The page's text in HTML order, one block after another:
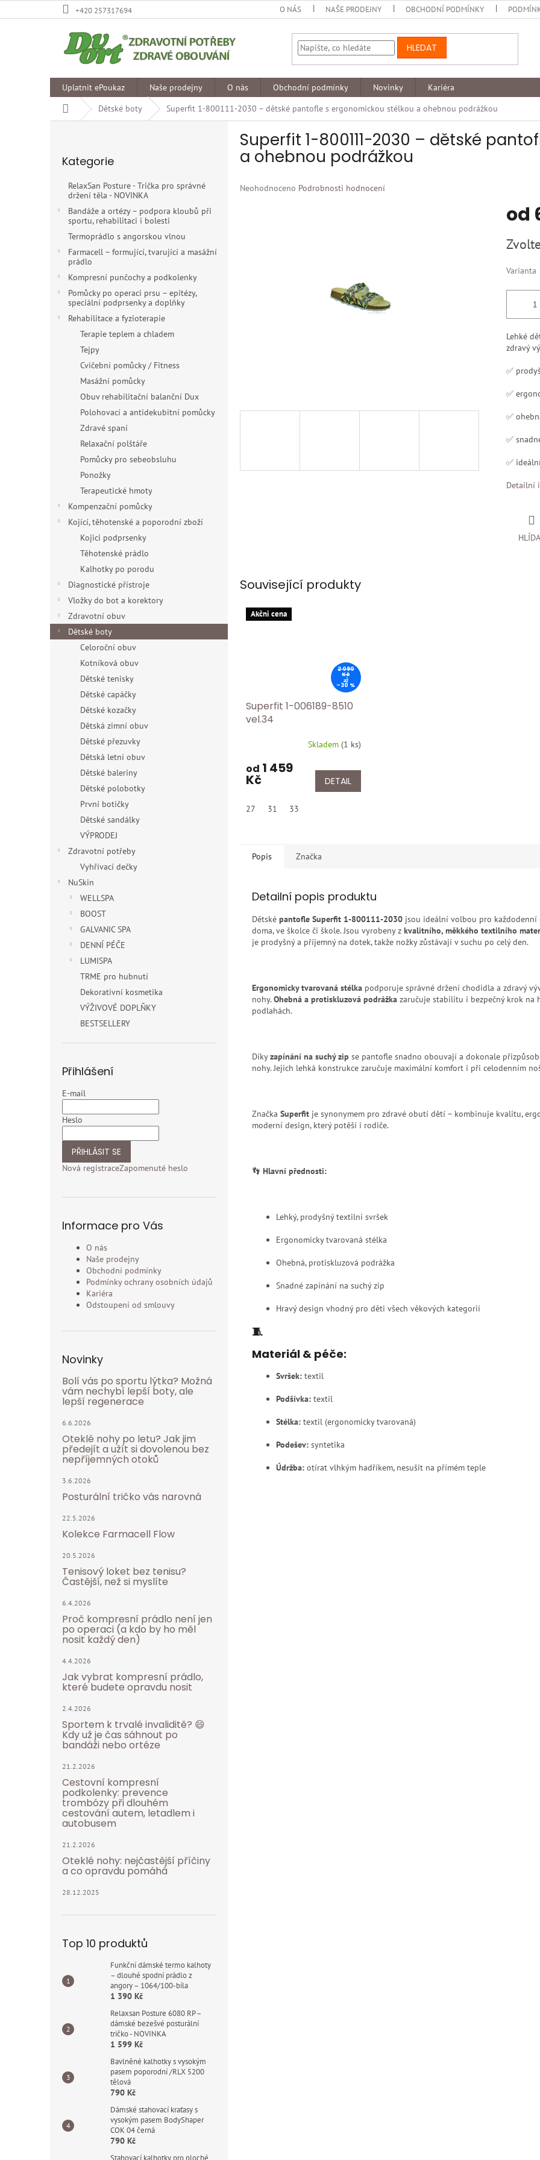
na
+420 257317694 O NÁS NAŠE PRODEJNY OBCHODNÍ PODMÍNKY
HLEDAT
Uplatnit ePoukaz Naše prodejny O nás Obchodní podmínky Novinky
Kariéra
Domů
Dětské boty Superfit 1-800111-2030 – dětské pantofle s ergonomickou stélkou a ohebnou podrážkou
kategorie
Kategorie
RelaxSan Posture - Trička pro správné
držení těla - NOVINKA
Bandáže a ortézy – podpora kloubů při
sportu, rehabilitaci i bolesti
Termoprádlo s angorskou vlnou
Farmacell – formující, tvarující a masážní
prádlo
Kompresní punčochy a podkolenky
Pomůcky po operaci prsu – epitézy,
speciální podprsenky a doplňky
Rehabilitace a fyzioterapie
Terapie teplem a chladem
Tejpy
Cvičební pomůcky / Fitness
Masážní pomůcky
Obuv rehabilitační balanční Dux
Polohovací a antidekubitní pomůcky
Zdravé spaní
Relaxační polštáře
Pomůcky pro sebeobsluhu
Ponožky
Terapeutické hmoty
Kompenzační pomůcky
Kojící, těhotenské a poporodní zboží
Kojici podprsenky
Těhotenské prádlo
Kalhotky po porodu
Diagnostické přístroje
Vložky do bot a korektory
Zdravotní obuv
Dětské boty
Celoroční obuv
Kotníková obuv
Dětské tenisky
Dětské capáčky
Dětské kozačky
Dětská zimní obuv
Dětské přezuvky
Dětská letní obuv
Dětské baleriny
Dětské polobotky
První botičky
Dětské sandálky
VÝPRODEJ
Zdravotní potřeby
Vyhřívací dečky
NuSkin
WELLSPA
BOOST
GALVANIC SPA
DENNÍ PÉČE
LUMISPA
TRME pro hubnutí
Dekorativní kosmetika
VÝŽIVOVÉ DOPLŇKY
BESTSELLERY
Přihlášení
E-mail
Heslo
PŘIHLÁSIT SE
Nová registraceZapomenuté heslo
Informace pro Vás
O nás
Naše prodejny
Obchodní podmínky
Podmínky ochrany osobních údajů
Kariéra
Odstoupení od smlouvy
Novinky
Bolí vás po sportu lýtka? Možná
vám nechybí lepší boty, ale
lepší regenerace
6.6.2026
Oteklé nohy po letu? Jak jim
předejít a užít si dovolenou bez
nepříjemných otoků
3.6.2026
Posturální tričko vás narovná
22.5.2026
Kolekce Farmacell Flow
20.5.2026
Tenisový loket bez tenisu?
Častější, než si myslíte
6.4.2026
Proč kompresní prádlo není jen
po operaci (a kdo by ho měl
nosit každý den)
4.4.2026
Jak vybrat kompresní prádlo,
které budete opravdu nosit
2.4.2026
Sportem k trvalé invaliditě? 😄
Kdy už je čas sáhnout po
bandáži nebo ortéze
21.2.2026
Cestovní kompresní
podkolenky: prevence
trombózy při dlouhém
cestování autem, letadlem i
autobusem
21.2.2026
Oteklé nohy: nejčastější příčiny
a co opravdu pomáhá
28.12.2025
Top 10 produktů
Funkční dámské termo kalhoty
– dlouhé spodní prádlo z
angory – 1064/100-bíla
1 390 Kč
Relaxsan Posture 6080 RP –
dámské bezešvé posturální
tričko - NOVINKA
1 599 Kč
Bavlněné kalhotky s vysokým
pasem poporodní /RLX 5200
tělová
790 Kč
Dámské stahovací kraťasy s
vysokým pasem BodyShaper
COK 04 černá
790 Kč
Stahovací kalhotky pro ploché
Superfit 1-800111-2030 – dětské
a ohebnou podrážkou
Průměrné
Neohodnoceno Podrobnosti hodnocení
od
cena:
Varianta
Lehké
zdravý
✅
✅
✅
✅
✅
Detailní
Související produkty
Akčni cena
2 090
Kč
až
–30 %
Superfit 1-006189-8510
vel.34
Skladem (1 ks)
od 1 459
Kč DETAIL
27 31 33
Popis Značka
Detailní popis produktu
Dětské pantofle Superfit 1-800111-2030 jsou ideální volbou pro každodenní
doma, ve školce či škole. Jsou vyrobeny z kvalitního, měkkého textilního
je prodyšný a příjemný na dotek, takže nožky zůstávají v suchu po celý den.
Ergonomicky tvarovaná stélka podporuje správné držení chodidla a zdravý
nohy.Ohebná a protiskluzová podrážka zaručuje stabilitu i bezpečný krok na
podlahách.
Díkyzapínání na suchý zip se pantofle snadno obouvají a dokonale
nohy. Jejich lehká konstrukce zaručuje maximální komfort i při celodenním
Značka Superfit je synonymem pro zdravé obutí dětí – kombinuje kvalitu,
moderní design, který potěší i rodiče.
👣 Hlavní přednosti:
Lehký, prodyšný textilní svršek
Ergonomicky tvarovaná stélka
Ohebná, protiskluzová podrážka
Snadné zapínání na suchý zip
Hravý design vhodný pro děti všech věkových kategorií
🧵
Materiál & péče:
Svršek: textil
Podšívka: textil
Stélka: textil (ergonomicky tvarovaná)
Podešev: syntetika
Údržba: otírat vlhkým hadříkem, nesušit na přímém teple